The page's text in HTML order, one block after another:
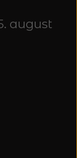
august